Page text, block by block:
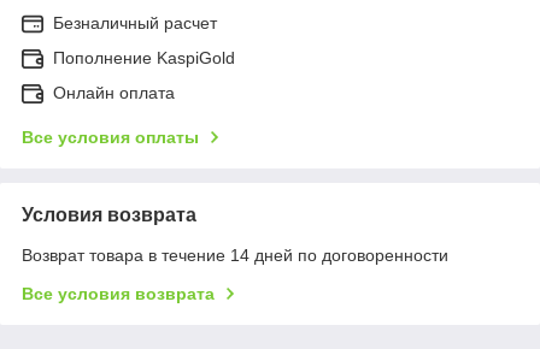
Безналичный расчет
Пополнение KaspiGold
Онлайн оплата
Все условия оплаты
Условия возврата
Возврат товара в течение 14 дней по договоренности
Все условия возврата